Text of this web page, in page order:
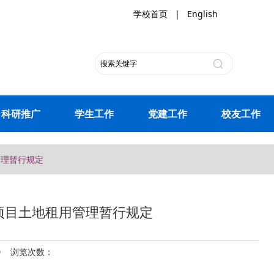
学校首页 | English
科研推广 学生工作 党建工作 校友工作
暂行规定
土地租用管理暂行规定
览次数：